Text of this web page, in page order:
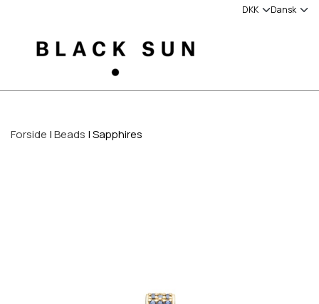
Forside Beads Sapphires